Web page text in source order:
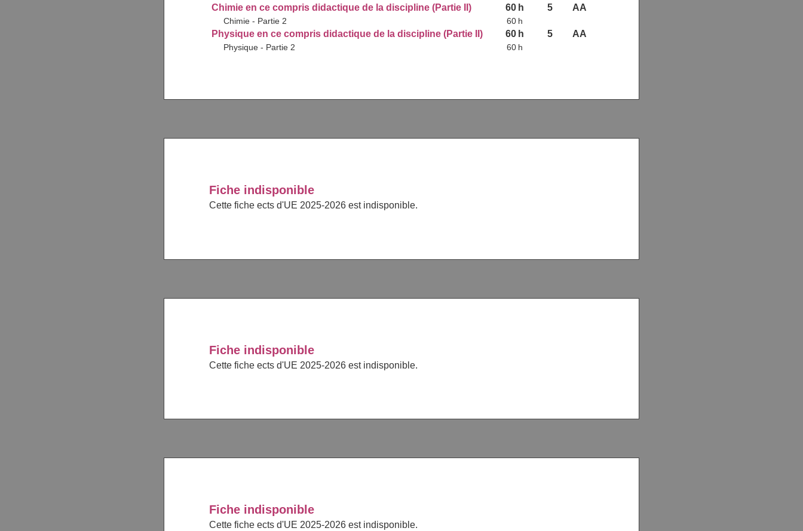
Chimie en ce compris didactique de la discipline (Partie II) 60 h 5 AA
Chimie - Partie 2 60 h
Physique en ce compris didactique de la discipline (Partie II) 60 h 5 AA
Physique - Partie 2 60 h
Fiche indisponible
Cette fiche ects d'UE 2025-2026 est indisponible.
Fiche indisponible
Cette fiche ects d'UE 2025-2026 est indisponible.
Fiche indisponible
Cette fiche ects d'UE 2025-2026 est indisponible.